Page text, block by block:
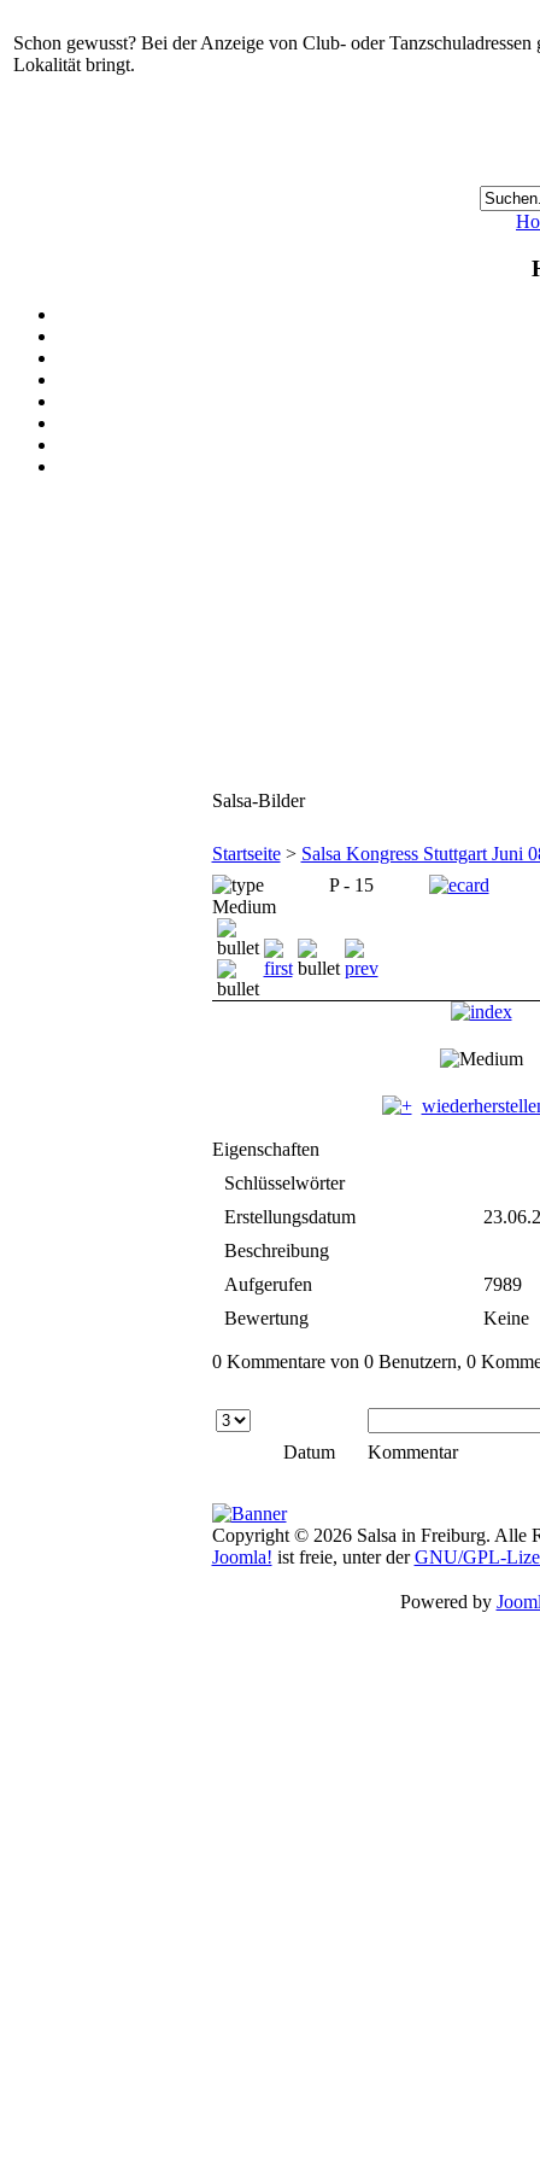
Schon gewusst? Bei der Anzeige von Club- oder
Lokalität bringt.
Salsa-Bilder
Startseite> Salsa Kongress Stuttgart Juni
P - 15
Medium
Eigenschaften
Schlüsselwörter
Erstellungsdatum
Beschreibung
Aufgerufen
7989
Bewertung
Keine
0 Kommentare von 0 Benutzern, 0
Datum Kommentar
Copyright © 2026 Salsa in Freiburg. Alle
Joomla! ist freie, unter derGNU/GPL-
Powered by